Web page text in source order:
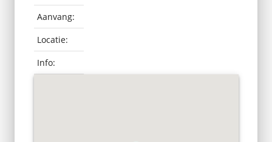
Aanvang:
Locatie:
Info: